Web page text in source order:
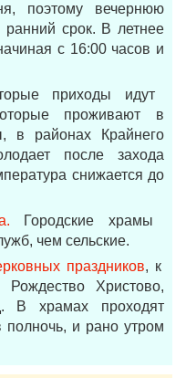
поэтому вечернюю
срок. В летнее
с 16:00 часов и
приходы идут
проживают в
в районах Крайнего
после захода
снижается до
Городские храмы
чем сельские.
праздников, к
Рождество Христово,
В храмах проходят
и рано утром